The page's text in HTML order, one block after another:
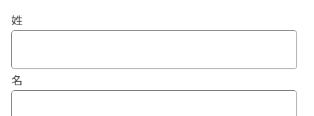
ピューターにインストールされて提供される場合の
姓
名